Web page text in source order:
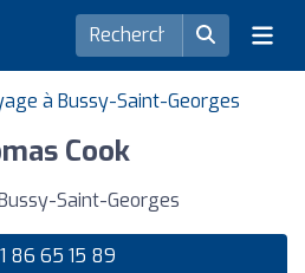
à Bussy-Saint-Georges
Cook
Saint-Georges
86 65 15 89